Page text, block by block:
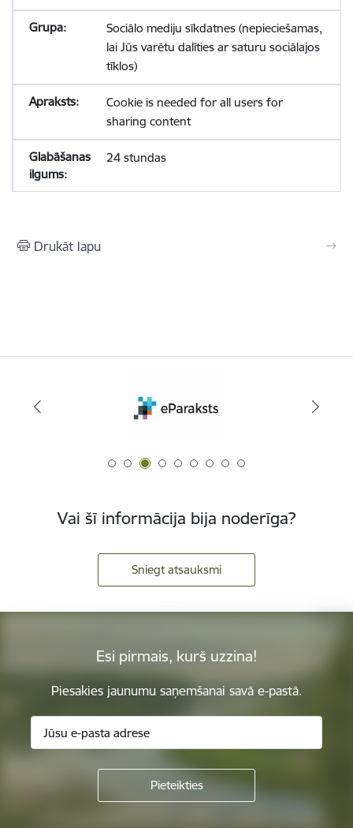
Sociālo mediju sīkdatnes (nepieciešamas,
lai Jūs varētu dalīties ar saturu sociālajos
tīklos)
Cookie is needed for all users for
sharing content
24 stundas
Drukāt lapu
Vai šī informācija bija noderīga?
Sniegt atsauksmi
Esi pirmais, kurš uzzina!
Piesakies jaunumu saņemšanai savā e-pastā.